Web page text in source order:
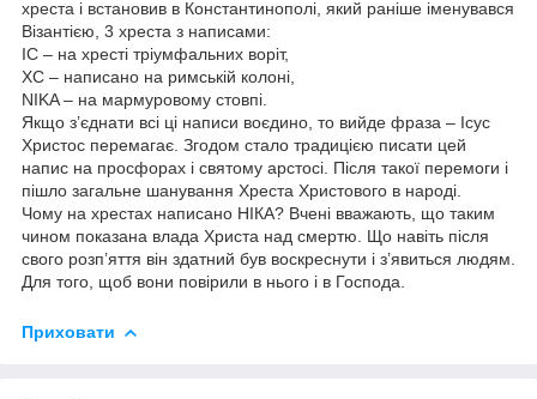
хреста і встановив в Константинополі, який раніше іменувався
Візантією, 3 хреста з написами:
IС – на хресті тріумфальних воріт,
ХС – написано на римській колоні,
NIKA – на мармуровому стовпі.
Якщо з’єднати всі ці написи воєдино, то вийде фраза – Ісус
Христос перемагає. Згодом стало традицією писати цей
напис на просфорах і святому арстосі. Після такої перемоги і
пішло загальне шанування Хреста Христового в народі.
Чому на хрестах написано НІКА? Вчені вважають, що таким
чином показана влада Христа над смертю. Що навіть після
свого розп’яття він здатний був воскреснути і з’явиться людям.
Для того, щоб вони повірили в нього і в Господа.
Приховати